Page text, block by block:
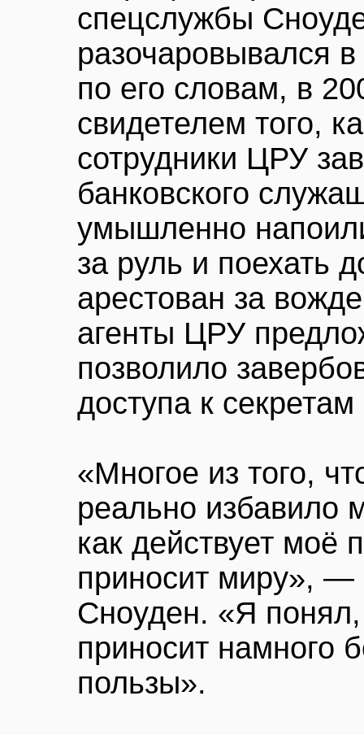
спецслужбы
разочаровывался
по его словам, в
свидетелем того,
сотрудники ЦРУ
банковского
умышленно
за руль и поехать
арестован за
агенты ЦРУ
позволило
доступа к
«Многое из того,
реально избавило
как действует моё
приносит миру», —
Сноуден. «Я
приносит намного
пользы».